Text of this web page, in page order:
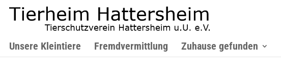
Unsere Kleintiere Fremdvermittlung Zuhause gefunden